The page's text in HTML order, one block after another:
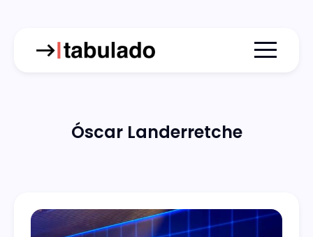
Menu
Óscar Landerretche